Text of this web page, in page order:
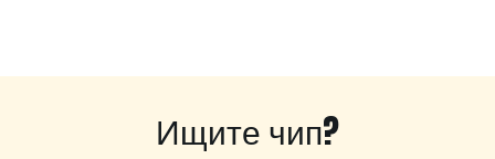
Ищите чип?